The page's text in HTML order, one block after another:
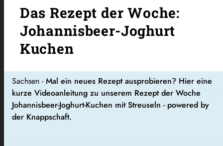
Das Rezept der Woche:
Johannisbeer-Joghurt
Kuchen
Sachsen -Mal ein neues Rezept ausprobieren? Hier eine
kurze Videoanleitung zu unserem Rezept der Woche
Johannisbeer-Joghurt-Kuchen mit Streuseln - powered by
der Knappschaft.